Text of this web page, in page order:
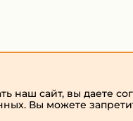
наш сайт, вы даете
Вы можете